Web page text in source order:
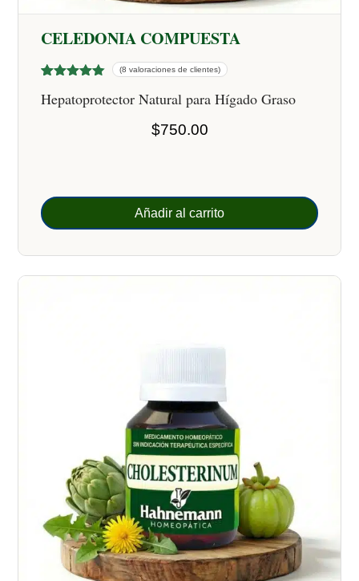
CELEDONIA COMPUESTA
con4.50
de 5 en
(8 valoraciones de clientes)
Hepatoprotector Natural para Hígado Graso
$750.00
Añadir al carrito